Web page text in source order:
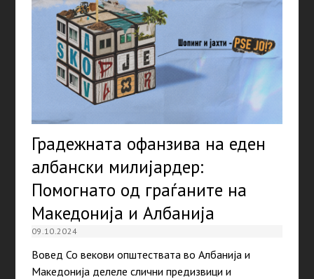
Градежната офанзива на еден
албански милијардер:
Помогнато од граѓаните на
Македонија и Албанија
09.10.2024
Вовед Со векови општествата во Албанија и
Македонија делеле слични предизвици и